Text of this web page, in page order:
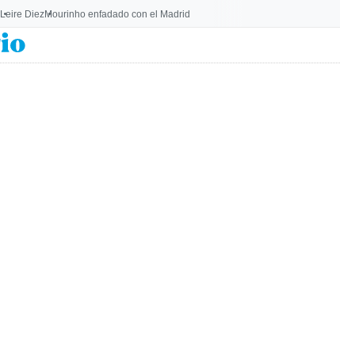
Leire DiezMourinho enfadado con el Madrid